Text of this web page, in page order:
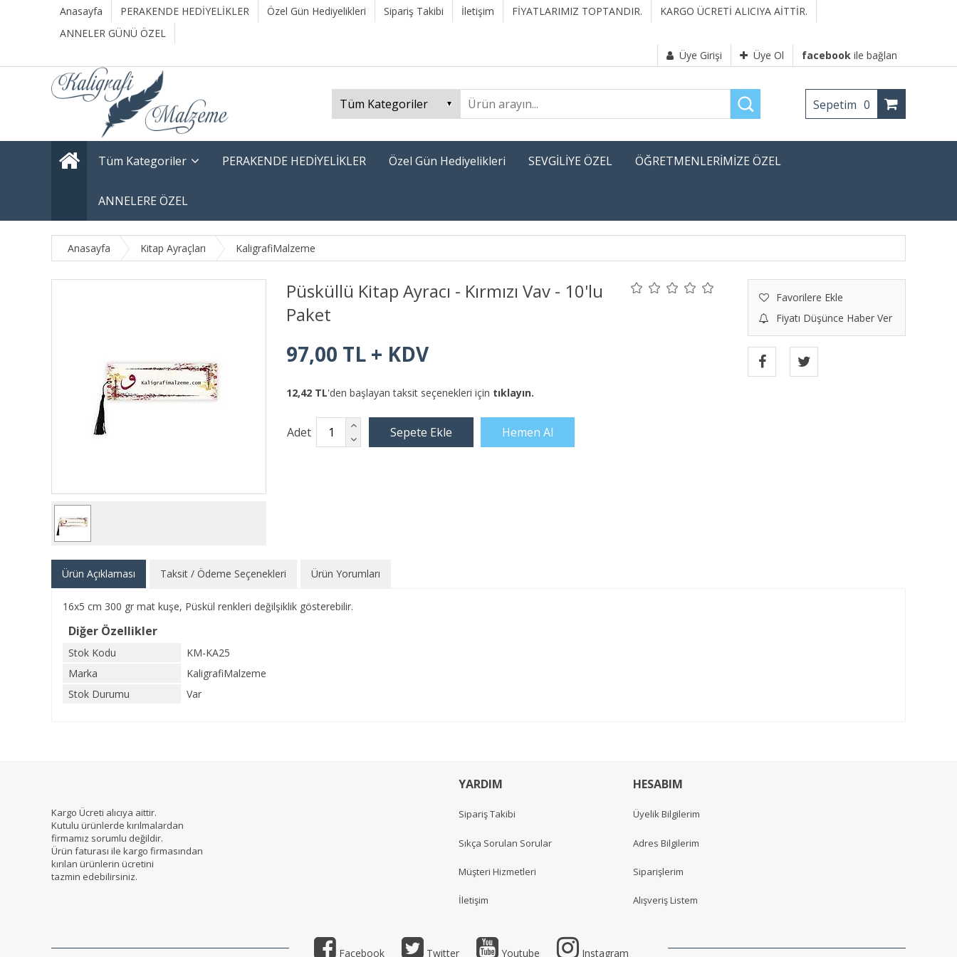
Anasayfa PERAKENDE HEDİYELİKLER Özel Gün Hediyelikleri Sipariş Takibi İletişim FİYATLARIMIZ TOPTANDIR.
KARGO ÜCRETİ ALICIYA AİTTİR.
ANNELER GÜNÜ ÖZEL
Üye Girişi
Üye Ol facebook ile bağlan
Sepetim 0
Tüm Kategoriler PERAKENDE HEDİYELİKLER Özel Gün Hediyelikleri SEVGİLİYE ÖZEL ÖĞRETMENLERİMİZE ÖZEL
ANNELERE ÖZEL
Anasayfa Kitap Ayraçları KaligrafiMalzeme
Püsküllü Kitap Ayracı - Kırmızı Vav - 10'lu
Paket
Favorilere Ekle
Fiyatı Düşünce Haber Ver
97,00 TL + KDV
12,42 TL'den başlayan taksit seçenekleri için tıklayın.
Adet
Ürün Açıklaması Taksit / Ödeme Seçenekleri Ürün Yorumları
16x5 cm 300 gr mat kuşe, Püskül renkleri değilşiklik gösterebilir.
Diğer Özellikler
Stok Kodu
KM-KA25
Marka
KaligrafiMalzeme
Stok Durumu
Var
Kargo Ücreti alıcıya aittir.
Kutulu ürünlerde kırılmalardan
firmamız sorumlu değildir.
Ürün faturası ile kargo firmasından
kırılan ürünlerin ücretini
tazmin edebilirsiniz.
YARDIM
Sipariş Takibi
Sıkça Sorulan Sorular
Müşteri Hizmetleri
İletişim
HESABIM
Üyelik Bilgilerim
Adres Bilgilerim
Siparişlerim
Alışveriş Listem
Facebook Twitter Youtube Instagram